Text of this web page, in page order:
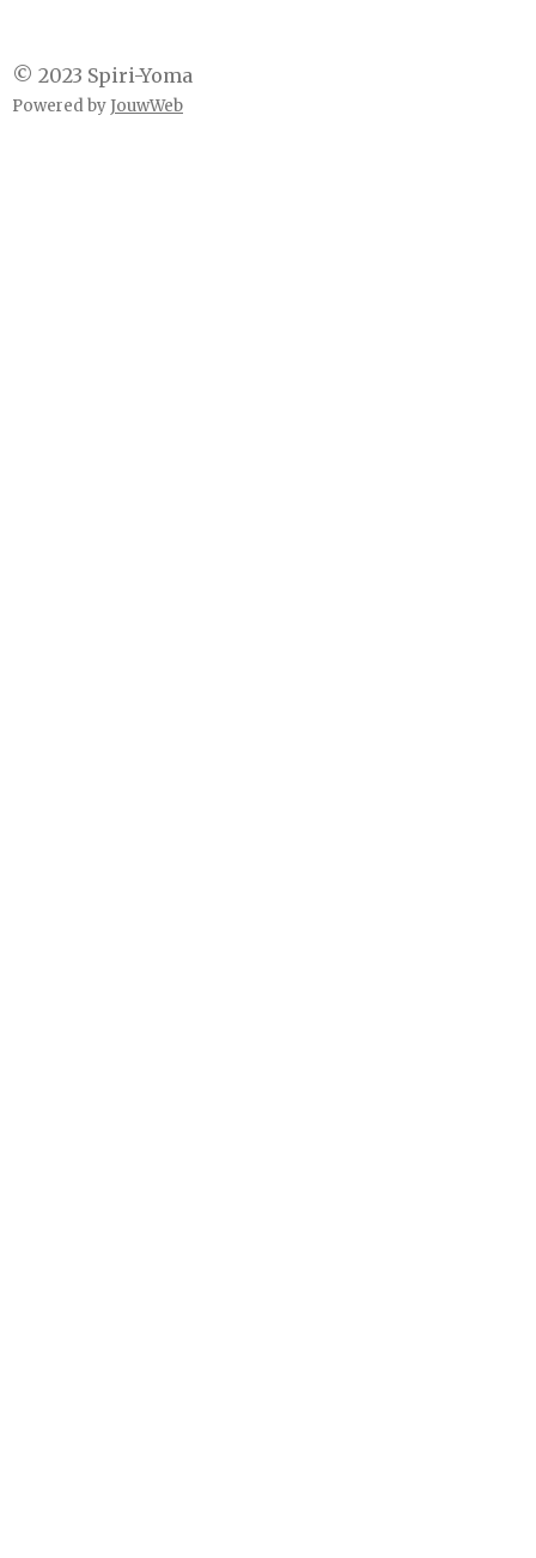
© 2023 Spiri-Yoma
Powered byJouwWeb